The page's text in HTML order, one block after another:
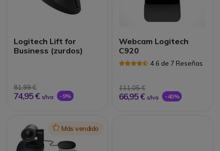
Logitech Lift for
Business (zurdos)
81,99 €
74,95 € s/Iva -9%
Webcam Logitech
C920
4.6 de 7 Reseñas
111,05 €
66,95 € s/Iva -40%
IconMás vendido